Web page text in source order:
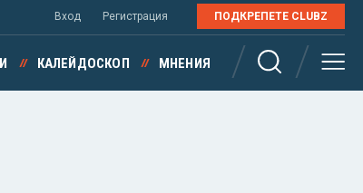
Вход Регистрация ПОДКРЕПЕТЕ CLUBZ
КАЛЕЙДОСКОП МНЕНИЯ